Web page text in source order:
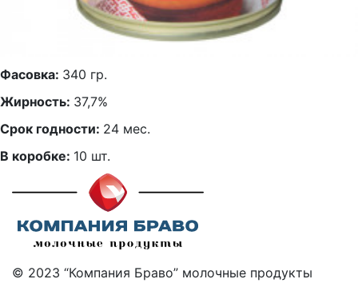
Фасовка: 340 гр.
Жирность: 37,7%
Срок годности: 24 мес.
В коробке: 10 шт.
© 2023 “Компания Браво” молочные продукты